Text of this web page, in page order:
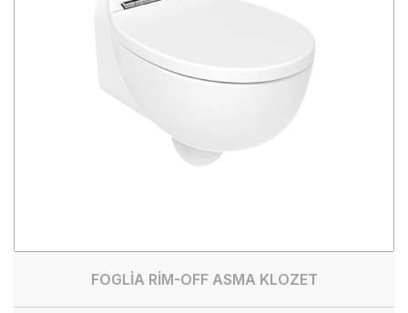
FOGLİA RİM-OFF ASMA KLOZET